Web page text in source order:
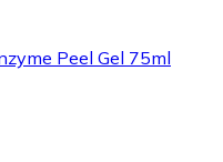
Peel Gel 75ml